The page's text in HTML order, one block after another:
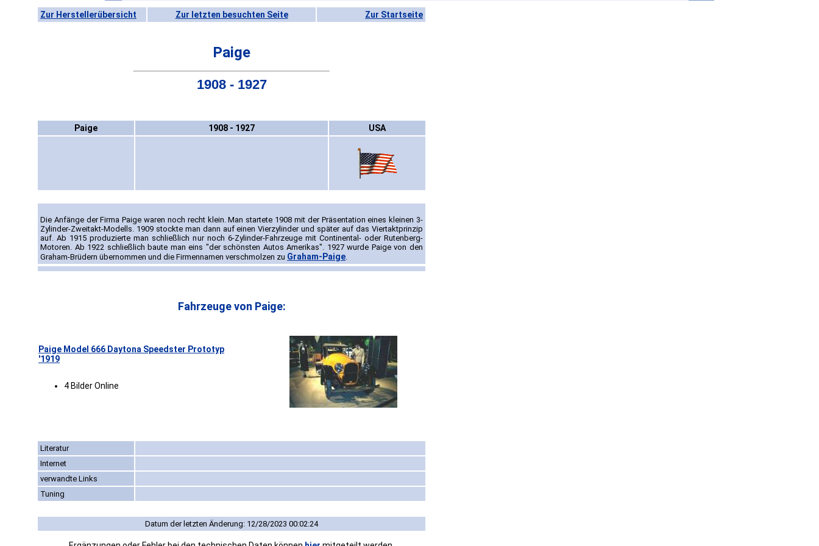
Zur Herstellerübersicht Zur letzten besuchten Seite Zur Startseite
Paige
1908 - 1927
Paige 1908 - 1927 USA
Die Anfänge der Firma Paige waren noch recht klein. Man startete 1908 mit der Präsentation eines kleinen 3-
Zylinder-Zweitakt-Modells. 1909 stockte man dann auf einen Vierzylinder und später auf das Viertaktprinzip
auf. Ab 1915 produzierte man schließlich nur noch 6-Zylinder-Fahrzeuge mit Continental- oder Rutenberg-
Motoren. Ab 1922 schließlich baute man eins "der schönsten Autos Amerikas". 1927 wurde Paige von den
Graham-Brüdern übernommen und die Firmennamen verschmolzen zu Graham-Paige.
Fahrzeuge von Paige:
Paige Model 666 Daytona Speedster Prototyp
'1919
4 Bilder Online
Literatur
Internet
verwandte Links
Tuning
Datum der letzten Änderung: 12/28/2023 00:02:24